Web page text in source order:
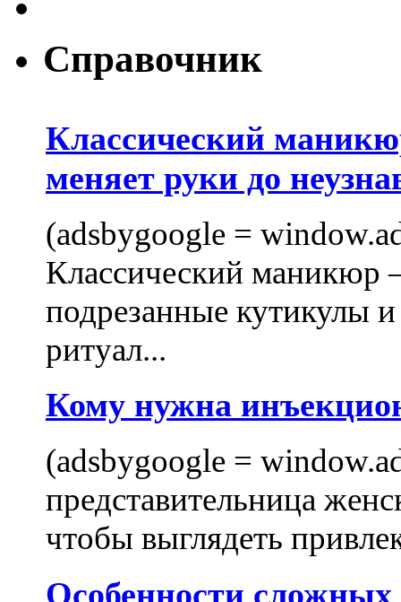
Справочник
Классический
меняет руки до
(adsbygoogle =
Классический маникюр
подрезанные кутикулы
ритуал...
Кому нужна
(adsbygoogle =
представительница
чтобы выглядеть
Особенности